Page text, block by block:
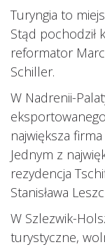
Turyngia to
Stąd pochodził
reformator
Schiller.
W Nadrenii-
największa
Jednym z
rezydencja
Stanisława
W Szlezwik-
turystyczne,